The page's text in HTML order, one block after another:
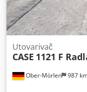
Ober-Mörlen 987
Utovarivač
CASE 1121 F